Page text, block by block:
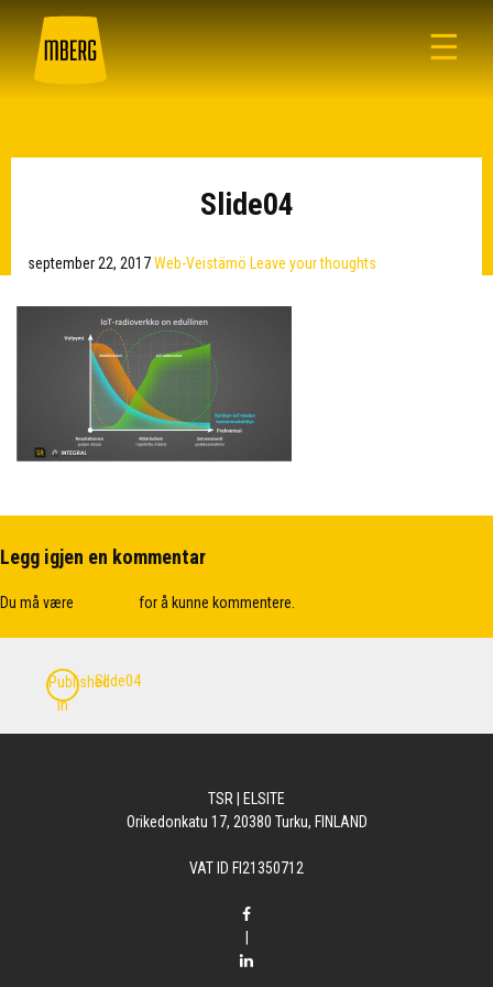
☰
Slide04
september 22, 2017Web-Veistämö Leave your thoughts
Legg igjen en kommentar
Du må være for å kunne kommentere.
Innleggsnavigasjon
Published
in
Slide04
TSR | ELSITE
Orikedonkatu 17, 20380 Turku, FINLAND
VAT ID FI21350712